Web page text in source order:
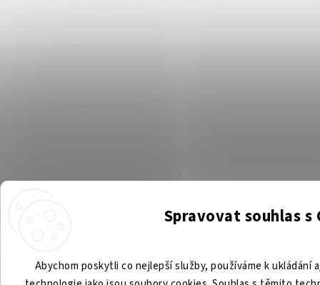
Spravovat souhlas s
Abychom poskytli co nejlepší služby, používáme k